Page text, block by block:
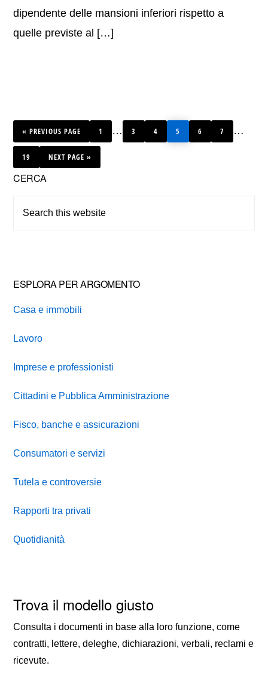
dipendente delle mansioni inferiori rispetto a
quelle previste al […]
«TO
PREVIOUS PAGE
PAGE
1
Interim
…
PAGE
3
PAGE
4
PAGE
5
PAGE
6
PAGE
7
Interim
…
PAGE
19 TO
NEXT PAGE »
Primary
Sidebar
CERCA
ESPLORA PER ARGOMENTO
Casa e immobili
Lavoro
Imprese e professionisti
Cittadini e Pubblica Amministrazione
Fisco, banche e assicurazioni
Consumatori e servizi
Tutela e controversie
Rapporti tra privati
Quotidianità
Trova il modello giusto
Consulta i documenti in base alla loro funzione, come
contratti, lettere, deleghe, dichiarazioni, verbali, reclami e
ricevute.